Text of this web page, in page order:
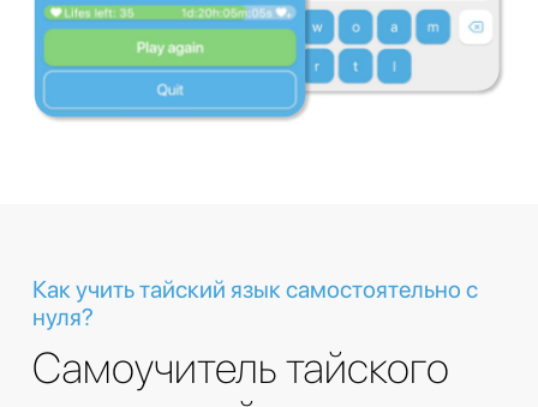
Как учить тайский язык самостоятельно с
нуля?
Самоучитель тайского